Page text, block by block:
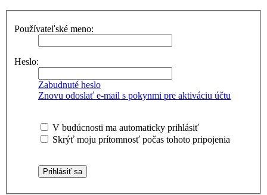
Používateľské meno:
Heslo:
Zabudnuté heslo
Znovu odoslať e-mail s pokynmi pre aktiváciu účtu
V budúcnosti ma automaticky prihlásiť
Skrýť moju prítomnosť počas tohoto pripojenia